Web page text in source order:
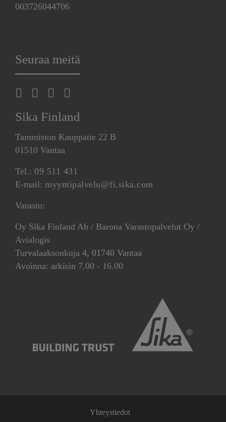
003726044706
Seuraa meitä
Sika Finland
Tammiston Kauppatie 22 B
01510 Vantaa
Tel.: 09 511 431
E-mail: myyntipalvelu@fi.sika.com
Varasto:
Oy Sika Finland Ab / Barona Varastopalvelut Oy /
Avialogis
Turvalaaksonkuja 4, 01740 Vantaa
Avoinna: arkisin 7.00 - 16.00
Yhteystiedot